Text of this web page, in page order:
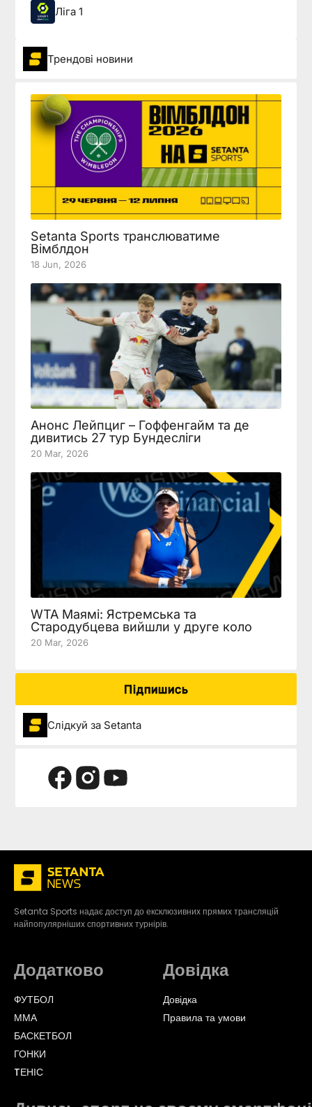
Ліга 1
Трендові новини
Setanta Sports транслюватиме
Вімблдон
18 Jun, 2026
Анонс Лейпциг – Гоффенгайм та де
дивитись 27 тур Бундесліги
20 Mar, 2026
WTA Маямі: Ястремська та
Стародубцева вийшли у друге коло
20 Mar, 2026
Підпишись
Слідкуй за Setanta
Setanta Sports надає доступ до ексклюзивних прямих трансляцій
найпопулярніших спортивних турнірів.
Додатково
ФУТБОЛ
ММА
БАСКЕТБОЛ
ГОНКИ
TЕНІС
Довідка
Довідка
Правила та умови